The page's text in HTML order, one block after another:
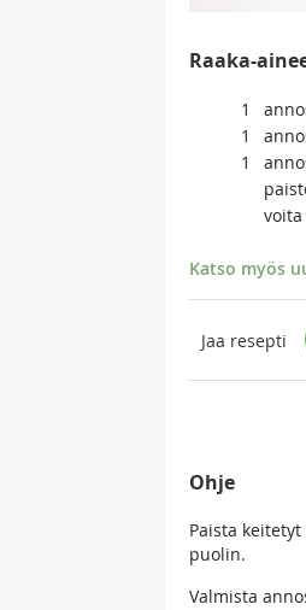
Raaka-
1
1
1
voita
Katso myös
Jaa resepti
Ohje
Paista
puolin.
Valmista